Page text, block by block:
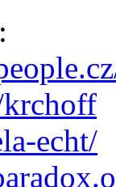
krchoff
echt/